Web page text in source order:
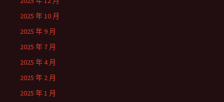
2025 年 10 月
2025 年 9 月
2025 年 7 月
2025 年 4 月
2025 年 2 月
2025 年 1 月